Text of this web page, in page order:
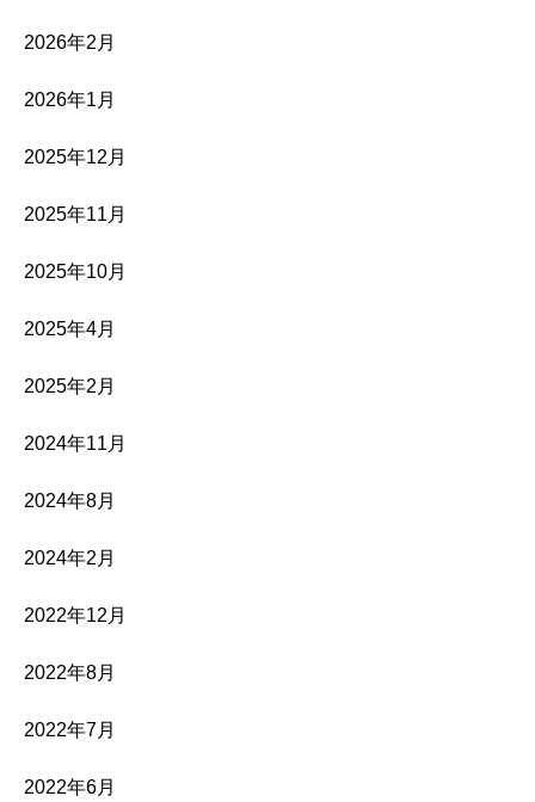
2026年2月
2026年1月
2025年12月
2025年11月
2025年10月
2025年4月
2025年2月
2024年11月
2024年8月
2024年2月
2022年12月
2022年8月
2022年7月
2022年6月